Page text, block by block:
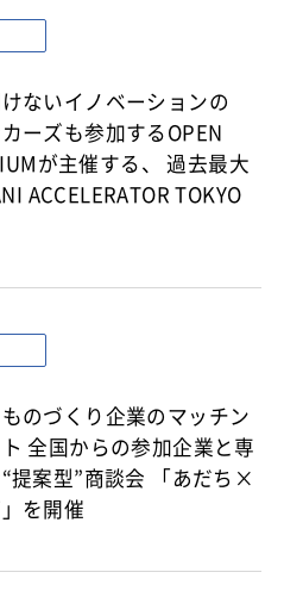
ないイノベーションの
ーズも参加するOPEN
が主催する、 過去最大
ACCELERATOR TOKYO
のづくり企業のマッチン
全国からの参加企業と専
提案型”商談会 「あだち×
を開催